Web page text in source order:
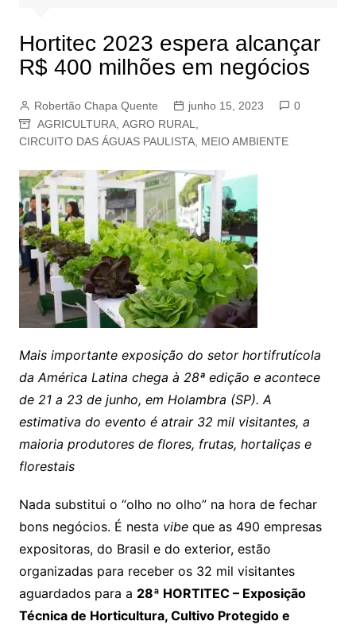
Hortitec 2023 espera alcançar
R$ 400 milhões em negócios
Robertão Chapa Quente junho 15, 2023
0
AGRICULTURA, AGRO RURAL
CIRCUITO DAS ÁGUAS PAULISTA, MEIO AMBIENTE
Mais importante exposição do setor hortifrutícola
da América Latina chega à 28ª edição e acontece
de 21 a 23 de junho, em Holambra (SP). A
estimativa do evento é atrair 32 mil visitantes, a
maioria produtores de flores, frutas, hortaliças e
florestais
Nada substitui o “olho no olho” na hora de fechar
bons negócios. É nesta vibeque as 490 empresas
expositoras, do Brasil e do exterior, estão
organizadas para receber os 32 mil visitantes
aguardados para a 28ª HORTITEC – Exposição
Técnica de Horticultura, Cultivo Protegido e